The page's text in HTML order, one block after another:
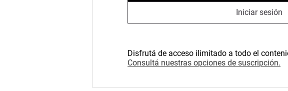
Iniciar sesión
Disfrutá de acceso ilimitado a todo el
Consultá nuestras opciones de suscripción.